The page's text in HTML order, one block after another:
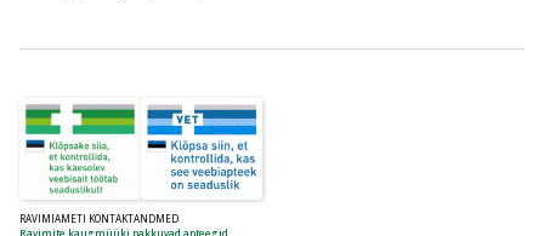
RAVIMIAMETI KONTAKTANDMED
Ravimite kaugmüüki pakkuvad apteegid